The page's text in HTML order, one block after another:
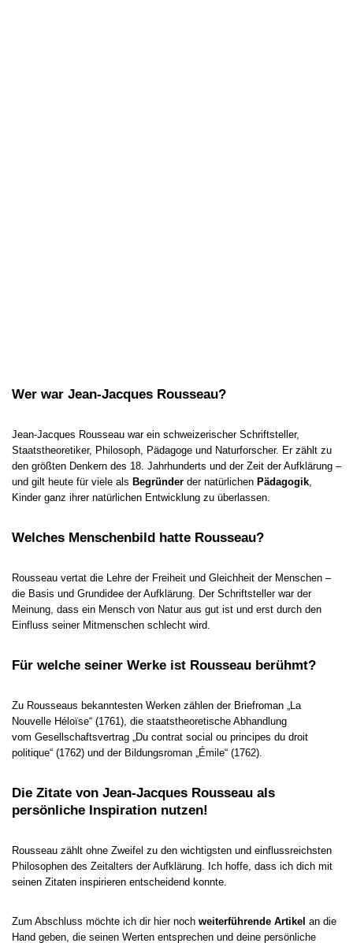
Wer war Jean-Jacques Rousseau?
Jean-Jacques Rousseau war ein schweizerischer Schriftsteller,
Staatstheoretiker, Philosoph, Pädagoge und Naturforscher. Er zählt zu
den größten Denkern des 18. Jahrhunderts und der Zeit der Aufklärung –
und gilt heute für viele als Begründer der natürlichen Pädagogik,
Kinder ganz ihrer natürlichen Entwicklung zu überlassen.
Welches Menschenbild hatte Rousseau?
Rousseau vertat die Lehre der Freiheit und Gleichheit der Menschen –
die Basis und Grundidee der Aufklärung. Der Schriftsteller war der
Meinung, dass ein Mensch von Natur aus gut ist und erst durch den
Einfluss seiner Mitmenschen schlecht wird.
Für welche seiner Werke ist Rousseau berühmt?
Zu Rousseaus bekanntesten Werken zählen der Briefroman „La
Nouvelle Héloïse“ (1761), die staatstheoretische Abhandlung
vom Gesellschaftsvertrag „Du contrat social ou principes du droit
politique“ (1762) und der Bildungsroman „Émile“ (1762).
Die Zitate von Jean-Jacques Rousseau als
persönliche Inspiration nutzen!
Rousseau zählt ohne Zweifel zu den wichtigsten und einflussreichsten
Philosophen des Zeitalters der Aufklärung. Ich hoffe, dass ich dich mit
seinen Zitaten inspirieren entscheidend konnte.
Zum Abschluss möchte ich dir hier noch weiterführende Artikel an die
Hand geben, die seinen Werten entsprechen und deine persönliche